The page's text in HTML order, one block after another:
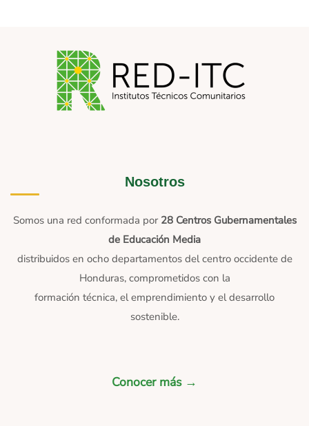
Nosotros
Somos una red conformada por 28 Centros Gubernamentales
de Educación Media
distribuidos en ocho departamentos del centro occidente de
Honduras, comprometidos con la
formación técnica, el emprendimiento y el desarrollo
sostenible.
Conocer más →